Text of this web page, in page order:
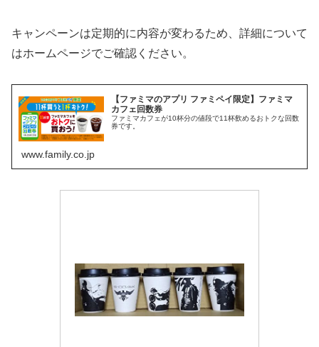
キャンペーンは定期的に内容が変わるため、詳細について
はホームページでご確認ください。
【ファミマのアプリ ファミペイ限定】ファミマ
カフェ回数券
ファミマカフェが10杯分の値段で11杯飲めるおトクな回数
券です。
www.family.co.jp